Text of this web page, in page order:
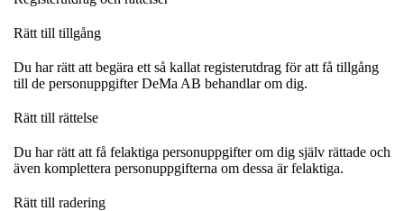
Rätt till tillgång
Du har rätt att begära ett så kallat registerutdrag för att få tillgång
till de personuppgifter DeMa AB behandlar om dig.
Rätt till rättelse
Du har rätt att få felaktiga personuppgifter om dig själv rättade och
även komplettera personuppgifterna om dessa är felaktiga.
Rätt till radering